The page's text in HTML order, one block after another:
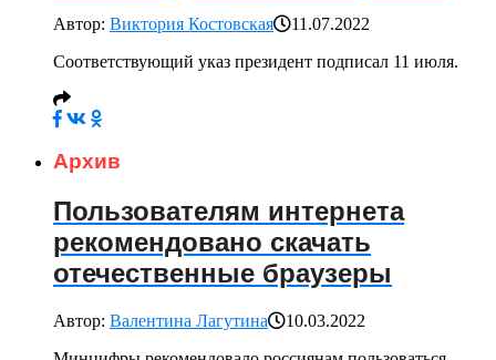
Автор: Виктория Костовская
11.07.2022
Соответствующий указ президент подписал 11 июля.
Архив
Пользователям интернета
рекомендовано скачать
отечественные браузеры
Автор: Валентина Лагутина
10.03.2022